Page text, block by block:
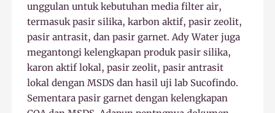
unggulan untuk kebutuhan media filter air,
termasuk pasir silika, karbon aktif, pasir zeolit,
pasir antrasit, dan pasir garnet. Ady Water juga
megantongi kelengkapan produk pasir silika,
karon aktif lokal, pasir zeolit, pasir antrasit
lokal dengan MSDS dan hasil uji lab Sucofindo.
Sementara pasir garnet dengan kelengkapan